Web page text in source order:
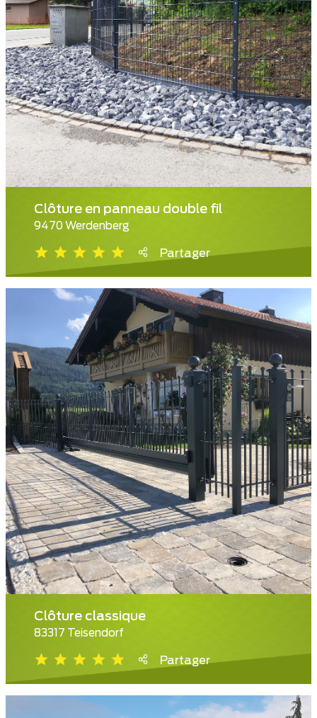
Clôture en panneau double fil
9470 Werdenberg
Partager
Clôture classique
83317 Teisendorf
Partager